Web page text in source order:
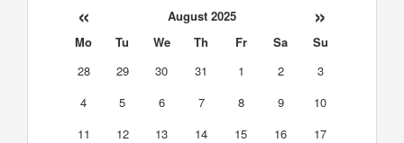
« August 2025 »
Mo Tu We Th Fr Sa
Su
28
29 30 31 1 2
3
4
5 6 7 8 9
10
11
12 13 14 15 16
17